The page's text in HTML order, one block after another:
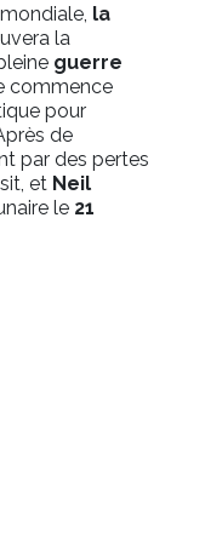
la
la
guerre
commence
pour
de
par des pertes
et Neil
le 21